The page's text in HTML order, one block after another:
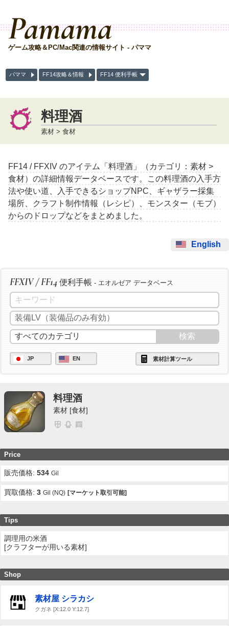
Pamama
ゲーム攻略＆PC/Mac関連の情報サイト - パママ
パママ FF14攻略＆情報 FF14 便利手帳
料理酒
素材 > 食材
FF14 / FFXIV のアイテム「料理酒」（カテゴリ：素材 >
食材）の詳細情報データベースです。この料理酒の入手方
法や使い道、入手できるショップNPC、ギャザラー採集
場所、クラフト制作情報（レシピ）、モンスター（モブ）
からのドロップなどをまとめました。
English
FFXIV / FF14 便利手帳 - エオルゼア データベース
JP EN 素材計算ツール
料理酒
素材 [食材]
Price
販売価格:534 Gil
買取価格:3 Gil (NQ) [マーケット取引可能]
Tips
調理用の米酒
[クラフターが用いる素材]
Shop
素材屋 シラカシ
クガネ [X:12.0 Y:12.7]